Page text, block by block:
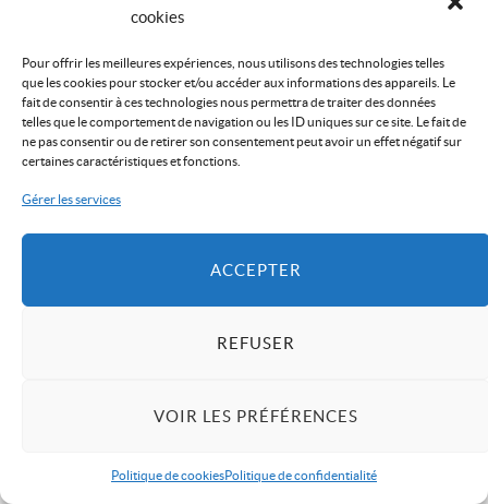
cookies
Pour offrir les meilleures expériences, nous utilisons des technologies telles
que les cookies pour stocker et/ou accéder aux informations des appareils. Le
fait de consentir à ces technologies nous permettra de traiter des données
telles que le comportement de navigation ou les ID uniques sur ce site. Le fait de
ne pas consentir ou de retirer son consentement peut avoir un effet négatif sur
certaines caractéristiques et fonctions.
Gérer les services
ACCEPTER
REFUSER
VOIR LES PRÉFÉRENCES
Politique de cookiesPolitique de confidentialité
A propos
Notre créneau :en priorité, le format court avec une